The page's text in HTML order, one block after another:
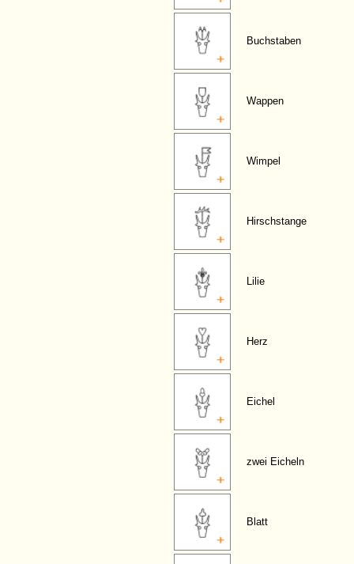
Buchstaben
Wappen
Wimpel
Hirschstange
Lilie
Herz
Eichel
zwei Eicheln
Blatt